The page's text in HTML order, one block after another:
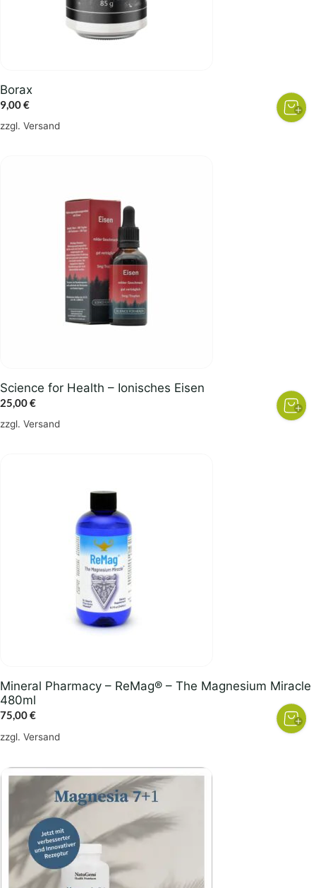
Borax
9,00€
zzgl. Versand
Science for Health – Ionisches Eisen
25,00€
zzgl. Versand
Mineral Pharmacy – ReMag® – The Magnesium Miracle
480ml
75,00€
zzgl. Versand